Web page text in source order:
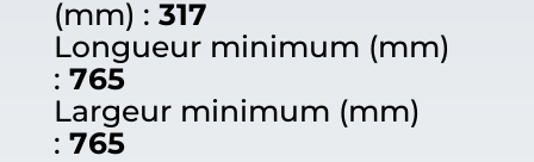
(mm) : 317
Longueur minimum (mm)
: 765
Largeur minimum (mm)
: 765